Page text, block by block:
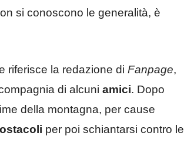
si conoscono le generalità, è
riferisce la redazione di Fanpage,
di alcuni amici. Dopo
della montagna, per cause
ostacoli per poi schiantarsi contro le